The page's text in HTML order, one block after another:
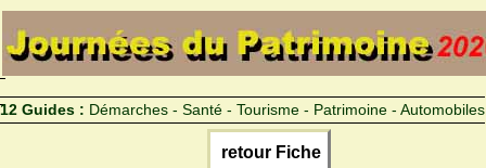
12 Guides : Démarches - Santé - Tourisme - Patrimoine - Automobiles
retour Fiche